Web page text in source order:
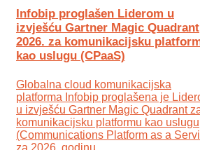
Infobip proglašen Liderom u
izvješću Gartner Magic Quadrant
2026. za komunikacijsku
kao uslugu (CPaaS)
Globalna cloud komunikacijska
platforma Infobip proglašena je
u izvješću Gartner Magic Quadrant
komunikacijsku platformu kao uslugu
(Communications Platform as a